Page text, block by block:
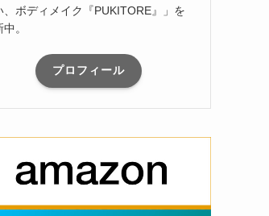
、ボディメイク『PUKITORE』」を
。
プロフィール